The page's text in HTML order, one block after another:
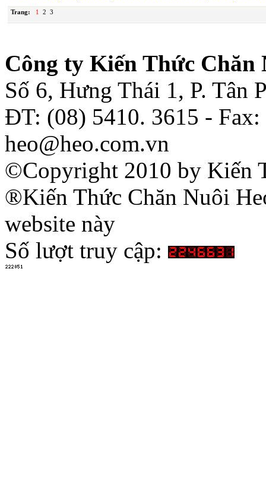
Trang: 1 2 3
Công ty Kiến Thức Chăn
Số 6, Hưng Thái 1, P. Tân
ĐT: (08) 5410. 3615 -
heo@heo.com.vn
©Copyright 2010 by Kiến
®Kiến Thức Chăn Nuôi
website này
Số lượt truy cập: